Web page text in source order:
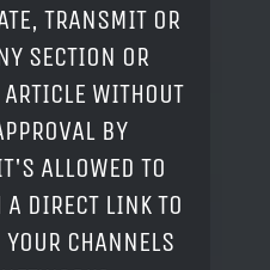
TRANSMIT OR
SECTION OR
WITHOUT
BY
ALLOWED TO
DIRECT LINK TO
CHANNELS